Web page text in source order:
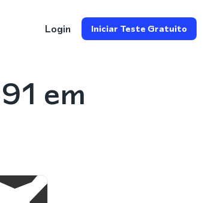
Login Iniciar Teste Gratuito
em